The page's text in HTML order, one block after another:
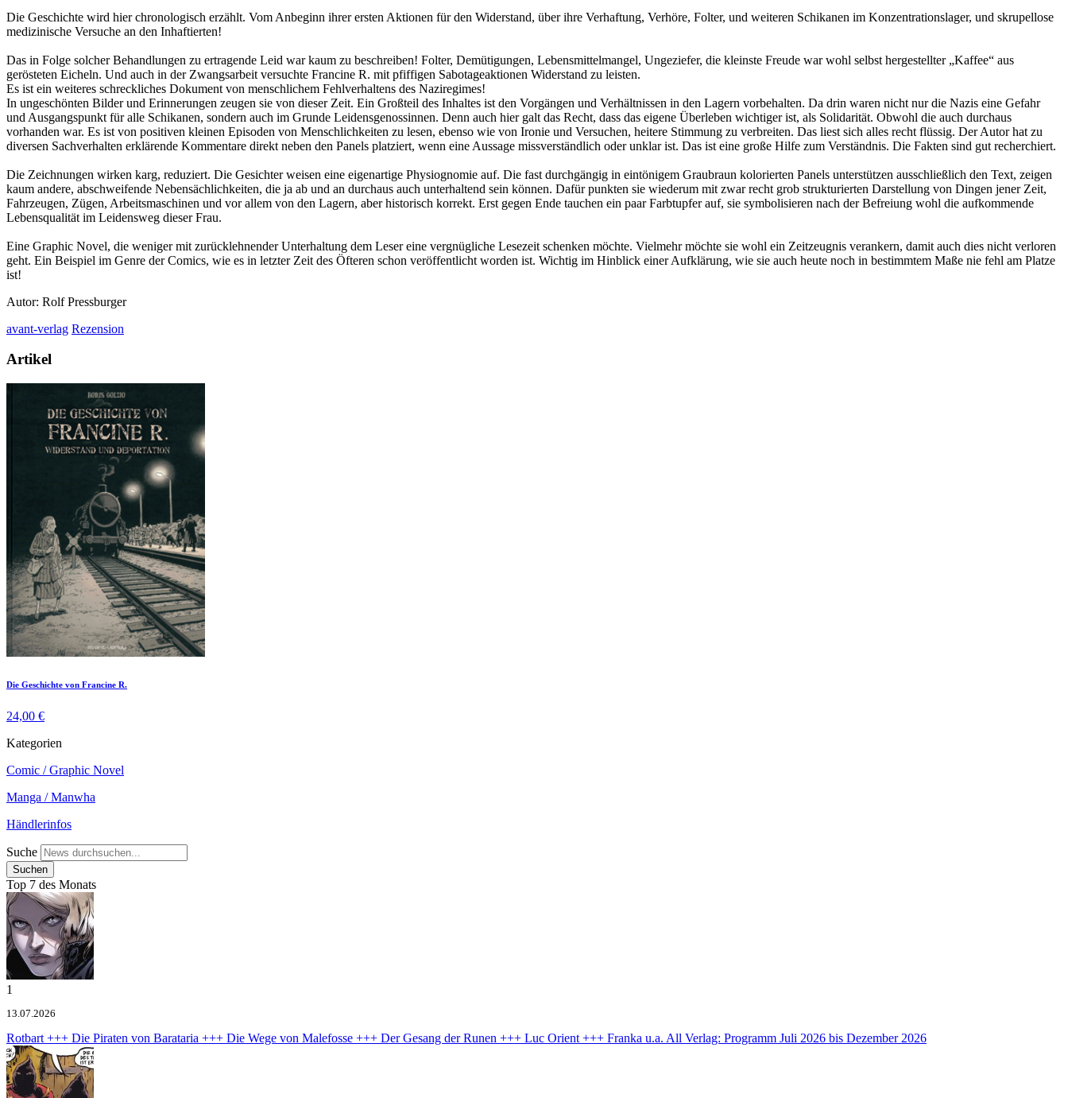
Die Geschichte wird hier chronologisch erzählt. Vom Anbeginn ihrer ersten Aktionen für den Widerstand, über ihre Verhaftung, Verhöre, Folter, und weiteren Schikanen im Konzentrationslager, und skrupellose
medizinische Versuche an den Inhaftierten!
Das in Folge solcher Behandlungen zu ertragende Leid war kaum zu beschreiben! Folter, Demütigungen, Lebensmittelmangel, Ungeziefer, die kleinste Freude war wohl selbst hergestellter „Kaffee“ aus
gerösteten Eicheln. Und auch in der Zwangsarbeit versuchte Francine R. mit pfiffigen Sabotageaktionen Widerstand zu leisten.
Es ist ein weiteres schreckliches Dokument von menschlichem Fehlverhaltens des Naziregimes!
In ungeschönten Bilder und Erinnerungen zeugen sie von dieser Zeit. Ein Großteil des Inhaltes ist den Vorgängen und Verhältnissen in den Lagern vorbehalten. Da drin waren nicht nur die Nazis eine Gefahr
und Ausgangspunkt für alle Schikanen, sondern auch im Grunde Leidensgenossinnen. Denn auch hier galt das Recht, dass das eigene Überleben wichtiger ist, als Solidarität. Obwohl die auch durchaus
vorhanden war. Es ist von positiven kleinen Episoden von Menschlichkeiten zu lesen, ebenso wie von Ironie und Versuchen, heitere Stimmung zu verbreiten. Das liest sich alles recht flüssig. Der Autor hat zu
diversen Sachverhalten erklärende Kommentare direkt neben den Panels platziert, wenn eine Aussage missverständlich oder unklar ist. Das ist eine große Hilfe zum Verständnis. Die Fakten sind gut recherchiert.
Die Zeichnungen wirken karg, reduziert. Die Gesichter weisen eine eigenartige Physiognomie auf. Die fast durchgängig in eintönigem Graubraun kolorierten Panels unterstützen ausschließlich den Text, zeigen
kaum andere, abschweifende Nebensächlichkeiten, die ja ab und an durchaus auch unterhaltend sein können. Dafür punkten sie wiederum mit zwar recht grob strukturierten Darstellung von Dingen jener Zeit,
Fahrzeugen, Zügen, Arbeitsmaschinen und vor allem von den Lagern, aber historisch korrekt. Erst gegen Ende tauchen ein paar Farbtupfer auf, sie symbolisieren nach der Befreiung wohl die aufkommende
Lebensqualität im Leidensweg dieser Frau.
Eine Graphic Novel, die weniger mit zurücklehnender Unterhaltung dem Leser eine vergnügliche Lesezeit schenken möchte. Vielmehr möchte sie wohl ein Zeitzeugnis verankern, damit auch dies nicht verloren
geht. Ein Beispiel im Genre der Comics, wie es in letzter Zeit des Öfteren schon veröffentlicht worden ist. Wichtig im Hinblick einer Aufklärung, wie sie auch heute noch in bestimmtem Maße nie fehl am Platze
ist!
Autor: Rolf Pressburger
avant-verlag Rezension
Artikel
Die Geschichte von Francine R.
24,00 €
Kategorien
Comic / Graphic Novel
Manga / Manwha
Händlerinfos
Suche
Top 7 des Monats
1
13.07.2026
Rotbart +++ Die Piraten von Barataria +++ Die Wege von Malefosse +++ Der Gesang der Runen +++ Luc Orient +++ Franka u.a. All Verlag: Programm Juli 2026 bis Dezember 2026